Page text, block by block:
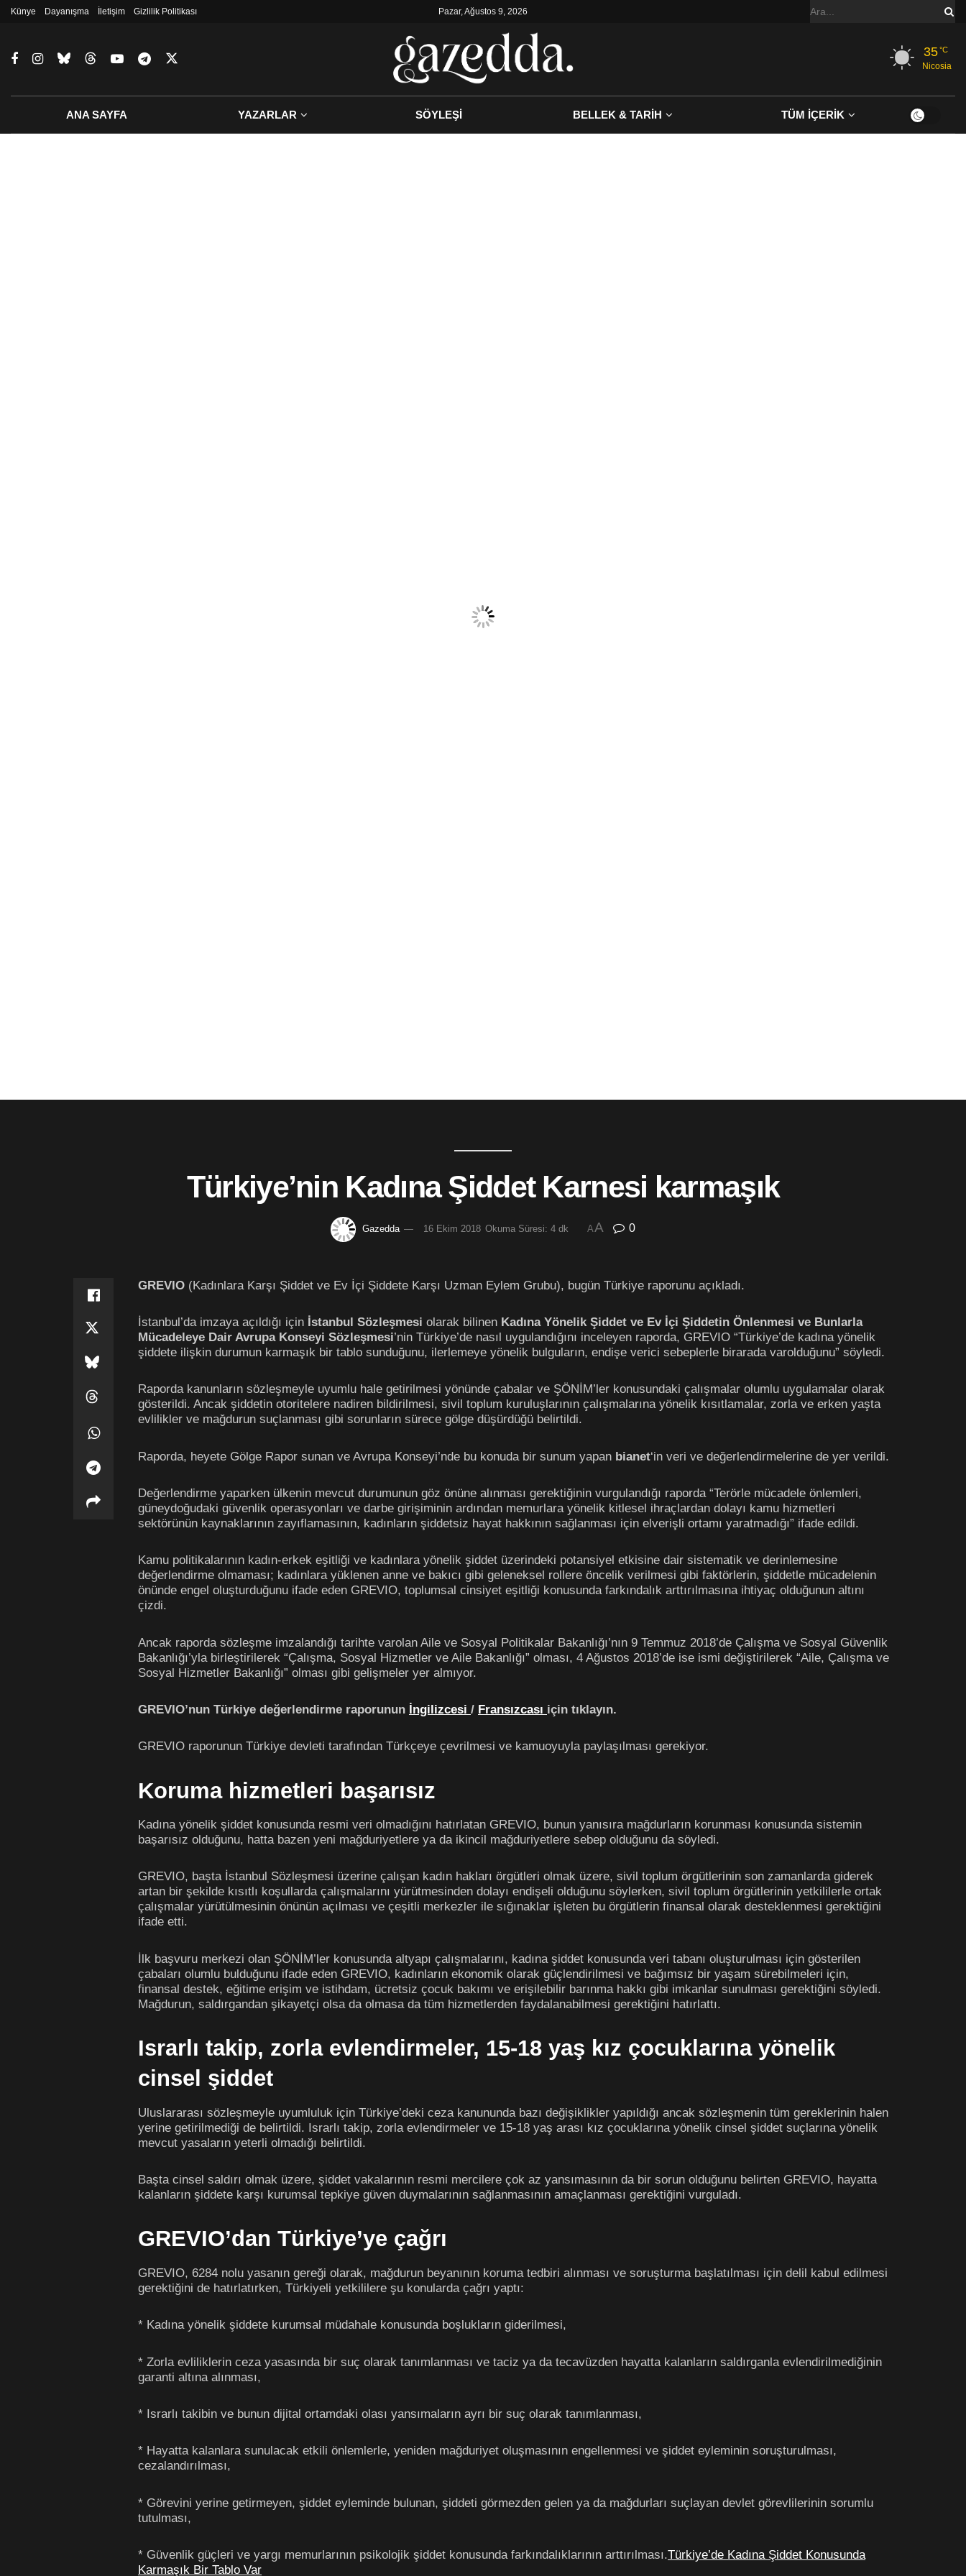
Künye Dayanışma İletişim Gizlilik Politikası Pazar, Ağustos 9, 2026
35°C
Nicosia
ANA SAYFA YAZARLAR SÖYLEŞİ BELLEK & TARİH TÜM İÇERİK
Türkiye’nin Kadına Şiddet Karnesi karmaşık
Gazedda 16 Ekim 2018 Okuma Süresi: 4 dk AA 0
GREVIO (Kadınlara Karşı Şiddet ve Ev İçi Şiddete Karşı Uzman Eylem Grubu), bugün Türkiye raporunu açıkladı.
İstanbul’da imzaya açıldığı için İstanbul Sözleşmesi olarak bilinen Kadına Yönelik Şiddet ve Ev İçi Şiddetin Önlenmesi ve Bunlarla
Mücadeleye Dair Avrupa Konseyi Sözleşmesi’nin Türkiye’de nasıl uygulandığını inceleyen raporda, GREVIO “Türkiye’de kadına yönelik
şiddete ilişkin durumun karmaşık bir tablo sunduğunu, ilerlemeye yönelik bulguların, endişe verici sebeplerle birarada varolduğunu” söyledi.
Raporda kanunların sözleşmeyle uyumlu hale getirilmesi yönünde çabalar ve ŞÖNİM’ler konusundaki çalışmalar olumlu uygulamalar olarak
gösterildi. Ancak şiddetin otoritelere nadiren bildirilmesi, sivil toplum kuruluşlarının çalışmalarına yönelik kısıtlamalar, zorla ve erken yaşta
evlilikler ve mağdurun suçlanması gibi sorunların sürece gölge düşürdüğü belirtildi.
Raporda, heyete Gölge Rapor sunan ve Avrupa Konseyi’nde bu konuda bir sunum yapan bianet‘in veri ve değerlendirmelerine de yer verildi.
Değerlendirme yaparken ülkenin mevcut durumunun göz önüne alınması gerektiğinin vurgulandığı raporda “Terörle mücadele önlemleri,
güneydoğudaki güvenlik operasyonları ve darbe girişiminin ardından memurlara yönelik kitlesel ihraçlardan dolayı kamu hizmetleri
sektörünün kaynaklarının zayıflamasının, kadınların şiddetsiz hayat hakkının sağlanması için elverişli ortamı yaratmadığı” ifade edildi.
Kamu politikalarının kadın-erkek eşitliği ve kadınlara yönelik şiddet üzerindeki potansiyel etkisine dair sistematik ve derinlemesine
değerlendirme olmaması; kadınlara yüklenen anne ve bakıcı gibi geleneksel rollere öncelik verilmesi gibi faktörlerin, şiddetle mücadelenin
önünde engel oluşturduğunu ifade eden GREVIO, toplumsal cinsiyet eşitliği konusunda farkındalık arttırılmasına ihtiyaç olduğunun altını
çizdi.
Ancak raporda sözleşme imzalandığı tarihte varolan Aile ve Sosyal Politikalar Bakanlığı’nın 9 Temmuz 2018’de Çalışma ve Sosyal Güvenlik
Bakanlığı’yla birleştirilerek “Çalışma, Sosyal Hizmetler ve Aile Bakanlığı” olması, 4 Ağustos 2018’de ise ismi değiştirilerek “Aile, Çalışma ve
Sosyal Hizmetler Bakanlığı” olması gibi gelişmeler yer almıyor.
GREVIO’nun Türkiye değerlendirme raporunun İngilizcesi / Fransızcası için tıklayın.
GREVIO raporunun Türkiye devleti tarafından Türkçeye çevrilmesi ve kamuoyuyla paylaşılması gerekiyor.
Koruma hizmetleri başarısız
Kadına yönelik şiddet konusunda resmi veri olmadığını hatırlatan GREVIO, bunun yanısıra mağdurların korunması konusunda sistemin
başarısız olduğunu, hatta bazen yeni mağduriyetlere ya da ikincil mağduriyetlere sebep olduğunu da söyledi.
GREVIO, başta İstanbul Sözleşmesi üzerine çalışan kadın hakları örgütleri olmak üzere, sivil toplum örgütlerinin son zamanlarda giderek
artan bir şekilde kısıtlı koşullarda çalışmalarını yürütmesinden dolayı endişeli olduğunu söylerken, sivil toplum örgütlerinin yetkililerle ortak
çalışmalar yürütülmesinin önünün açılması ve çeşitli merkezler ile sığınaklar işleten bu örgütlerin finansal olarak desteklenmesi gerektiğini
ifade etti.
İlk başvuru merkezi olan ŞÖNİM’ler konusunda altyapı çalışmalarını, kadına şiddet konusunda veri tabanı oluşturulması için gösterilen
çabaları olumlu bulduğunu ifade eden GREVIO, kadınların ekonomik olarak güçlendirilmesi ve bağımsız bir yaşam sürebilmeleri için,
finansal destek, eğitime erişim ve istihdam, ücretsiz çocuk bakımı ve erişilebilir barınma hakkı gibi imkanlar sunulması gerektiğini söyledi.
Mağdurun, saldırgandan şikayetçi olsa da olmasa da tüm hizmetlerden faydalanabilmesi gerektiğini hatırlattı.
Israrlı takip, zorla evlendirmeler, 15-18 yaş kız çocuklarına yönelik
cinsel şiddet
Uluslararası sözleşmeyle uyumluluk için Türkiye’deki ceza kanununda bazı değişiklikler yapıldığı ancak sözleşmenin tüm gereklerinin halen
yerine getirilmediği de belirtildi. Israrlı takip, zorla evlendirmeler ve 15-18 yaş arası kız çocuklarına yönelik cinsel şiddet suçlarına yönelik
mevcut yasaların yeterli olmadığı belirtildi.
Başta cinsel saldırı olmak üzere, şiddet vakalarının resmi mercilere çok az yansımasının da bir sorun olduğunu belirten GREVIO, hayatta
kalanların şiddete karşı kurumsal tepkiye güven duymalarının sağlanmasının amaçlanması gerektiğini vurguladı.
GREVIO’dan Türkiye’ye çağrı
GREVIO, 6284 nolu yasanın gereği olarak, mağdurun beyanının koruma tedbiri alınması ve soruşturma başlatılması için delil kabul edilmesi
gerektiğini de hatırlatırken, Türkiyeli yetkililere şu konularda çağrı yaptı:
* Kadına yönelik şiddete kurumsal müdahale konusunda boşlukların giderilmesi,
* Zorla evliliklerin ceza yasasında bir suç olarak tanımlanması ve taciz ya da tecavüzden hayatta kalanların saldırganla evlendirilmediğinin
garanti altına alınması,
* Israrlı takibin ve bunun dijital ortamdaki olası yansımaların ayrı bir suç olarak tanımlanması,
* Hayatta kalanlara sunulacak etkili önlemlerle, yeniden mağduriyet oluşmasının engellenmesi ve şiddet eyleminin soruşturulması,
cezalandırılması,
* Görevini yerine getirmeyen, şiddet eyleminde bulunan, şiddeti görmezden gelen ya da mağdurları suçlayan devlet görevlilerinin sorumlu
tutulması,
* Güvenlik güçleri ve yargı memurlarının psikolojik şiddet konusunda farkındalıklarının arttırılması.Türkiye’de Kadına Şiddet Konusunda
Karmaşık Bir Tablo Var